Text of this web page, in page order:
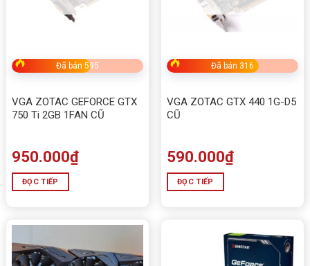
Đã bán 595
VGA ZOTAC GEFORCE GTX
750 Ti 2GB 1FAN CŨ
950.000₫
ĐỌC TIẾP
Đã bán 316
VGA ZOTAC GTX 440 1G-D5
CŨ
590.000₫
ĐỌC TIẾP